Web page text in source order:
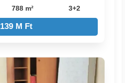
788 m² 3+2
139 M Ft